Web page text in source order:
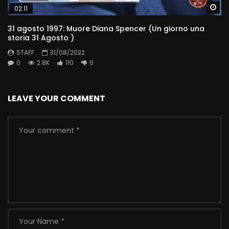
02:11
31 agosto 1997: Muore Diana Spencer (Un giorno una
storia 31 Agosto )
STAFF
31/08/2022
0
2.8K 110 0
LEAVE YOUR COMMENT